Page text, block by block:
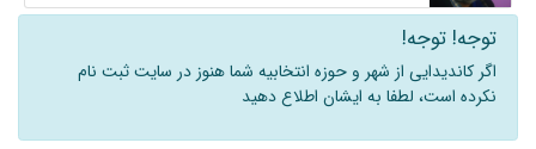
توجه! توجه!
اگر کاندیدایی از شهر و حوزه انتخابیه شما هنوز در سایت ثبت نام
نکرده است، لطفا به ایشان اطلاع دهید